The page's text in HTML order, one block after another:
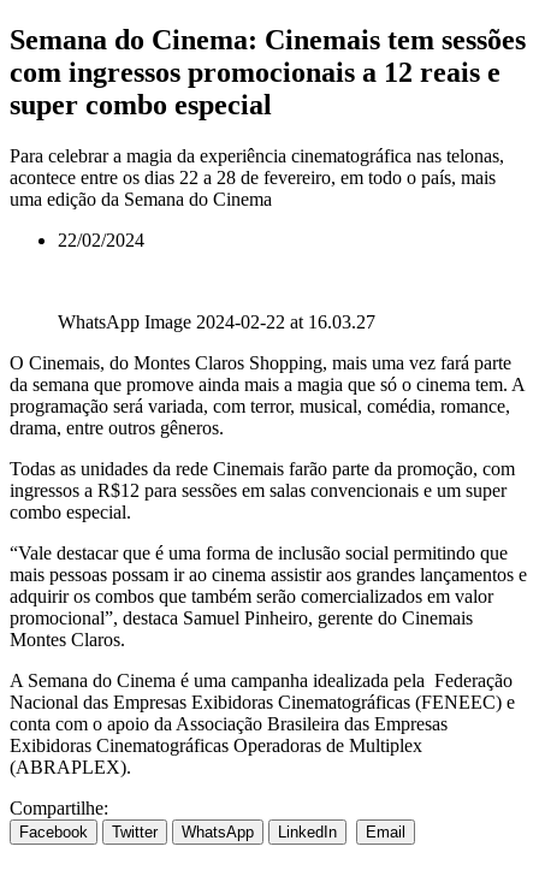
Semana do Cinema: Cinemais tem sessões
com ingressos promocionais a 12 reais e
super combo especial
Para celebrar a magia da experiência cinematográfica nas telonas,
acontece entre os dias 22 a 28 de fevereiro, em todo o país, mais
uma edição da Semana do Cinema
22/02/2024
WhatsApp Image 2024-02-22 at 16.03.27
O Cinemais, do Montes Claros Shopping, mais uma vez fará parte
da semana que promove ainda mais a magia que só o cinema tem. A
programação será variada, com terror, musical, comédia, romance,
drama, entre outros gêneros.
Todas as unidades da rede Cinemais farão parte da promoção, com
ingressos a R$12 para sessões em salas convencionais e um super
combo especial.
“Vale destacar que é uma forma de inclusão social permitindo que
mais pessoas possam ir ao cinema assistir aos grandes lançamentos e
adquirir os combos que também serão comercializados em valor
promocional”, destaca Samuel Pinheiro, gerente do Cinemais
Montes Claros.
A Semana do Cinema é uma campanha idealizada pela Federação
Nacional das Empresas Exibidoras Cinematográficas (FENEEC) e
conta com o apoio da Associação Brasileira das Empresas
Exibidoras Cinematográficas Operadoras de Multiplex
(ABRAPLEX).
Compartilhe:
Facebook Twitter WhatsApp LinkedIn Email